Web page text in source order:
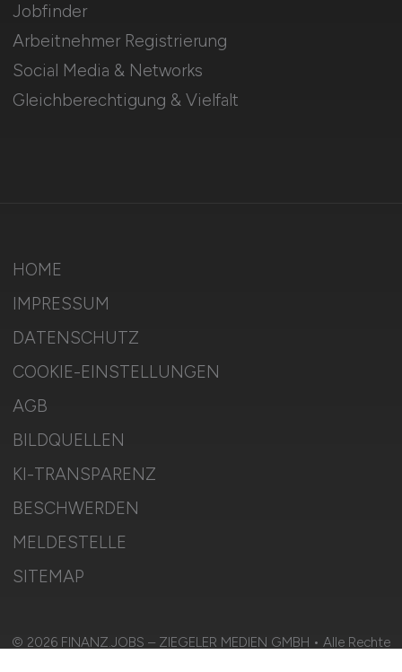
Jobfinder
Arbeitnehmer Registrierung
Social Media & Networks
Gleichberechtigung & Vielfalt
HOME
IMPRESSUM
DATENSCHUTZ
COOKIE-EINSTELLUNGEN
AGB
BILDQUELLEN
KI-TRANSPARENZ
BESCHWERDEN
MELDESTELLE
SITEMAP
© 2026 FINANZ.JOBS – ZIEGELER MEDIEN GMBH • Alle Rechte